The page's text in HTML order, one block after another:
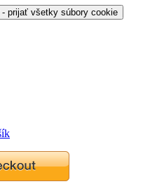
- prijať všetky súbory cookie